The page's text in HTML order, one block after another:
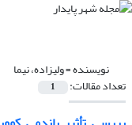
نویسنده =ولیزاده، نیما
تعداد مقالات: 1